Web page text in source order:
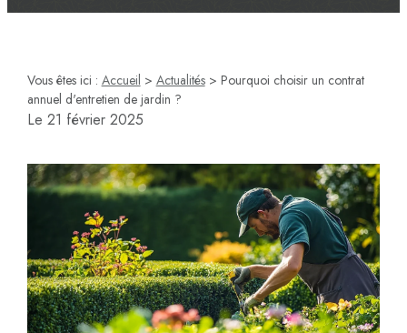
Vous êtes ici : Accueil > Actualités> Pourquoi choisir un contrat
annuel d'entretien de jardin ?
Le 21 février 2025